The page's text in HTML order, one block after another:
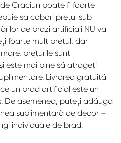
Craciun poate fi foarte
sa cobori pretul sub
de brazi artificiali NU va
foarte mult prețul, dar
prețurile sunt
este mai bine să atrageți
Livrarea gratuită
un brad artificial este un
De asemenea, puteți adăuga
suplimentară de decor –
individuale de brad.